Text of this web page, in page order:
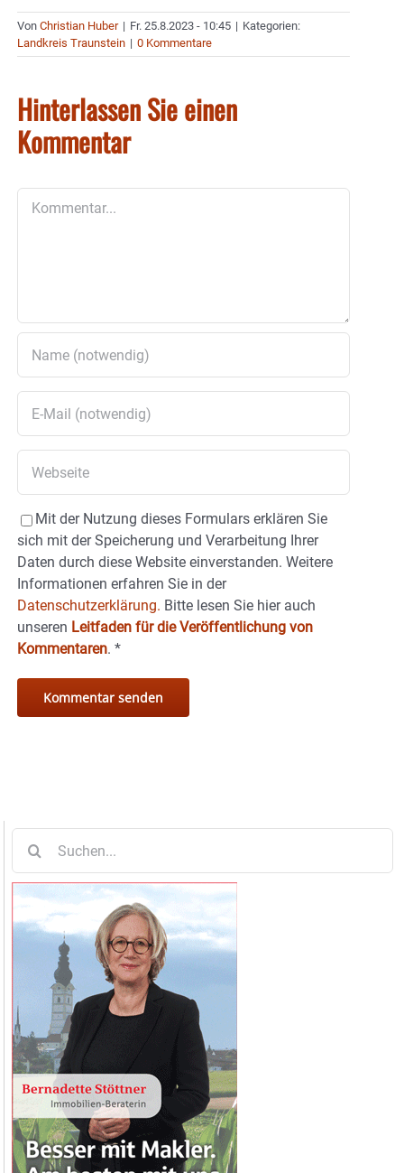
Von Christian Huber | Fr. 25.8.2023 - 10:45 | Kategorien:
Landkreis Traunstein | 0 Kommentare
Hinterlassen Sie einen
Kommentar
Mit der Nutzung dieses Formulars erklären Sie
sich mit der Speicherung und Verarbeitung Ihrer
Daten durch diese Website einverstanden. Weitere
Informationen erfahren Sie in der
Datenschutzerklärung. Bitte lesen Sie hier auch
unseren Leitfaden für die Veröffentlichung von
Kommentaren. *
nach: